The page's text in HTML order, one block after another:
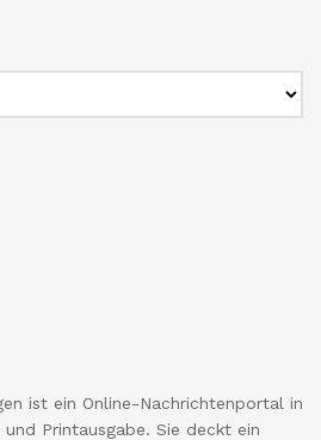
ist ein Online-Nachrichtenportal in
Printausgabe. Sie deckt ein